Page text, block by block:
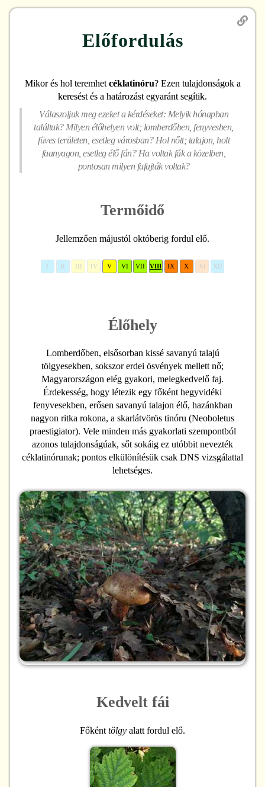
Előfordulás
Mikor és hol teremhet céklatinóru? Ezen tulajdonságok a
keresést és a határozást egyaránt segítik.
Válaszoljuk meg ezeket a kérdéseket: Melyik hónapban
találtuk? Milyen élőhelyen volt; lomberdőben, fenyvesben,
füves területen, esetleg városban? Hol nőtt; talajon, holt
faanyagon, esetleg élő fán? Ha voltak fák a közelben,
pontosan milyen fafajták voltak?
Termőidő
Jellemzően májustól októberig fordul elő.
I II III IV V VI VII VIII IX X XI XII
Élőhely
Lomberdőben, elsősorban kissé savanyú talajú
tölgyesekben, sokszor erdei ösvények mellett nő;
Magyarországon elég gyakori, melegkedvelő faj.
Érdekesség, hogy létezik egy főként hegyvidéki
fenyvesekben, erősen savanyú talajon élő, hazánkban
nagyon ritka rokona, a skarlátvörös tinóru (Neoboletus
praestigiator). Vele minden más gyakorlati szempontból
azonos tulajdonságúak, sőt sokáig ez utóbbit nevezték
céklatinórunak; pontos elkülönítésük csak DNS vizsgálattal
lehetséges.
Kedvelt fái
Főként tölgy alatt fordul elő.